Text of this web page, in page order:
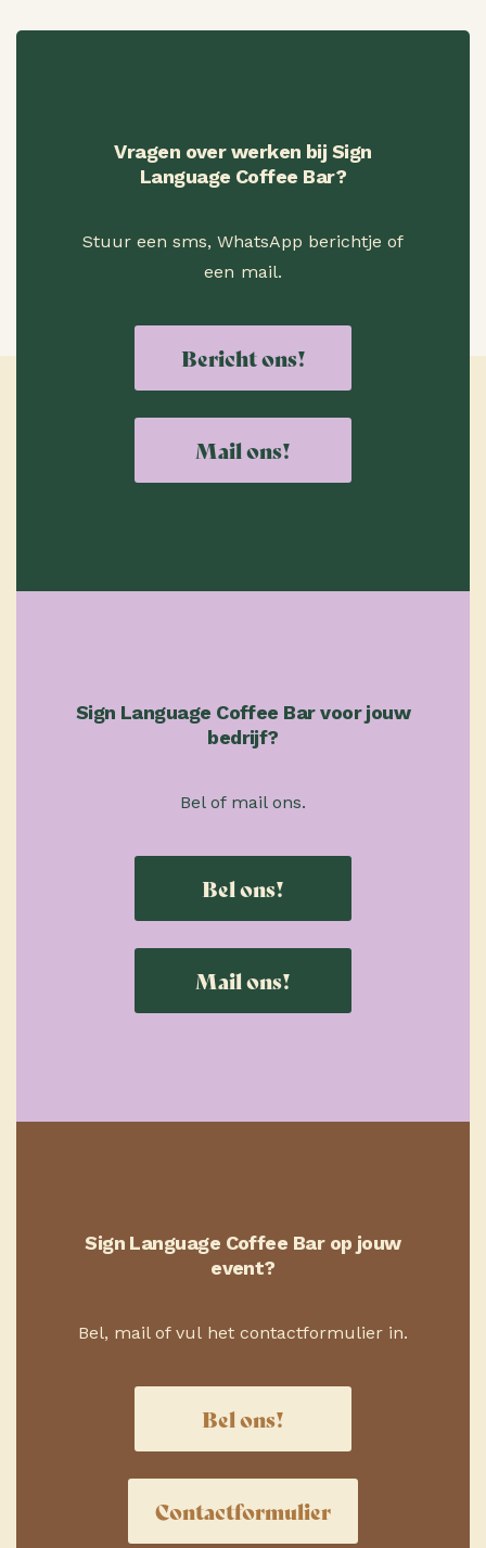
Vragen over werken bij Sign
Language Coffee Bar?
Stuur een sms, WhatsApp berichtje of
een mail.
Bericht ons!
Mail ons!
Sign Language Coffee Bar voor jouw
bedrijf?
Bel of mail ons.
Bel ons!
Mail ons!
Sign Language Coffee Bar op jouw
event?
Bel, mail of vul het contactformulier in.
Bel ons!
Contactformulier